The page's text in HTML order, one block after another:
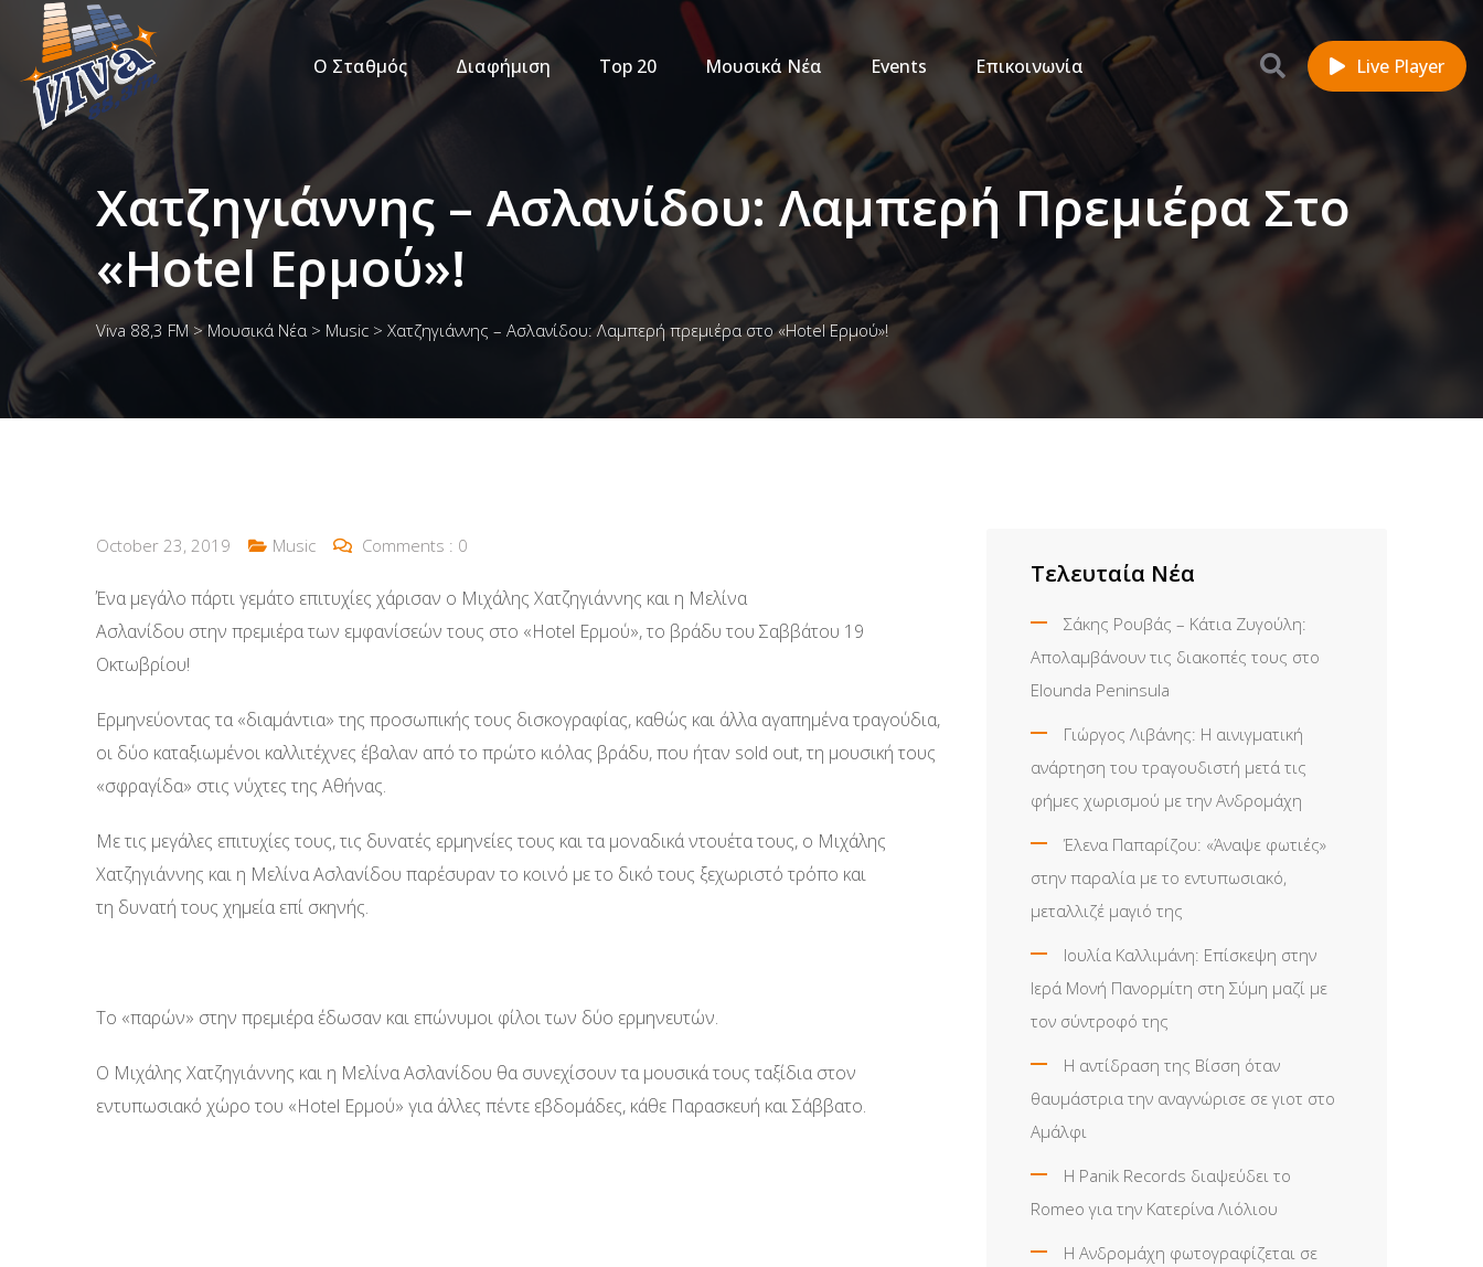
Ο Σταθμός Διαφήμιση Top 20 Μουσικά Νέα Events Επικοινωνία Live Player
Χατζηγιάννης – Ασλανίδου: Λαμπερή Πρεμιέρα Στο
«Hotel Ερμού»!
Viva 88,3 FM> Μουσικά Νέα > Music > Χατζηγιάννης – Ασλανίδου: Λαμπερή πρεμιέρα στο «Hotel Ερμού»!
October 23, 2019 Music Comments : 0
Ένα μεγάλο πάρτι γεμάτο επιτυχίες χάρισαν ο Μιχάλης Χατζηγιάννης και η Μελίνα
Ασλανίδου στην πρεμιέρα των εμφανίσεών τους στο «Hotel Ερμού», το βράδυ του Σαββάτου 19
Οκτωβρίου!
Ερμηνεύοντας τα «διαμάντια» της προσωπικής τους δισκογραφίας, καθώς και άλλα αγαπημένα τραγούδια,
οι δύο καταξιωμένοι καλλιτέχνες έβαλαν από το πρώτο κιόλας βράδυ, που ήταν sold out, τη μουσική τους
«σφραγίδα» στις νύχτες της Αθήνας.
Με τις μεγάλες επιτυχίες τους, τις δυνατές ερμηνείες τους και τα μοναδικά ντουέτα τους, ο Μιχάλης
Χατζηγιάννης και η Μελίνα Ασλανίδου παρέσυραν το κοινό με το δικό τους ξεχωριστό τρόπο και
τη δυνατή τους χημεία επί σκηνής.
Το «παρών» στην πρεμιέρα έδωσαν και επώνυμοι φίλοι των δύο ερμηνευτών.
Ο Μιχάλης Χατζηγιάννης και η Μελίνα Ασλανίδου θα συνεχίσουν τα μουσικά τους ταξίδια στον
εντυπωσιακό χώρο του «Hotel Ερμού» για άλλες πέντε εβδομάδες, κάθε Παρασκευή και Σάββατο.
Τελευταία Νέα
Σάκης Ρουβάς – Κάτια Ζυγούλη:
Απολαμβάνουν τις διακοπές τους στο
Elounda Peninsula
Γιώργος Λιβάνης: Η αινιγματική
ανάρτηση του τραγουδιστή μετά τις
φήμες χωρισμού με την Ανδρομάχη
Έλενα Παπαρίζου: «Άναψε φωτιές»
στην παραλία με το εντυπωσιακό,
μεταλλιζέ μαγιό της
Ιουλία Καλλιμάνη: Επίσκεψη στην
Ιερά Μονή Πανορμίτη στη Σύμη μαζί με
τον σύντροφό της
Η αντίδραση της Βίσση όταν
θαυμάστρια την αναγνώρισε σε γιοτ στο
Αμάλφι
Η Panik Records διαψεύδει το
Romeo για την Κατερίνα Λιόλιου
Η Ανδρομάχη φωτογραφίζεται σε